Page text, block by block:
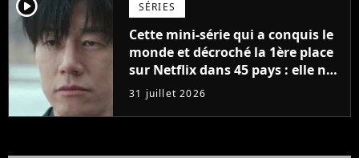
player2 SÉRIES
Cette mini-série qui a conquis le
monde et décroché la 1ère place
sur Netflix dans 45 pays : elle ne
compte que 10 épisodes et c'est
un phénomène mondial
31 juillet 2026